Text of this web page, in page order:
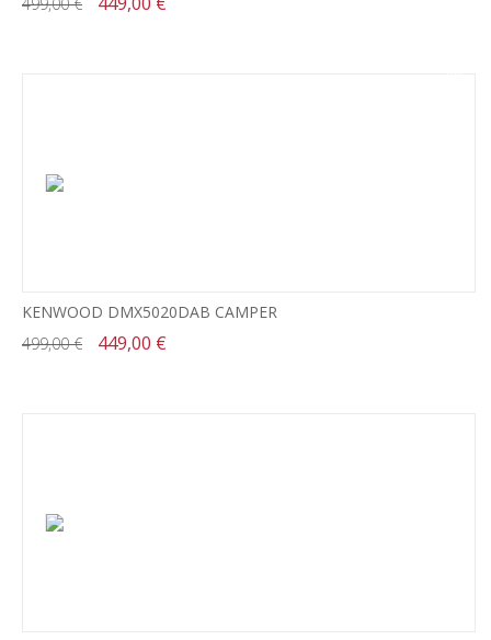
KENWOOD DMX5020DAB CAMPER
499,00 €
449,00 €